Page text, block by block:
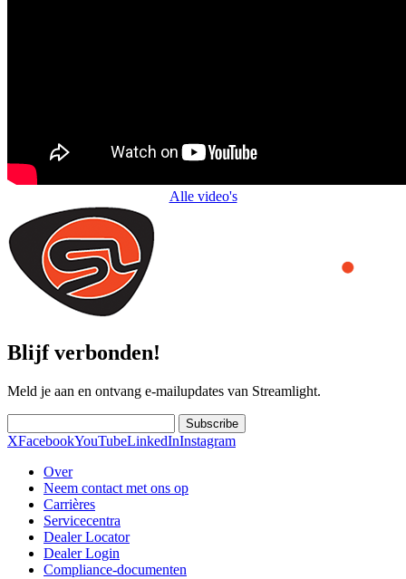
Alle video's
Blijf verbonden!
Meld je aan en ontvang e-mailupdates van Streamlight.
Subscribe
XFacebookYouTubeLinkedInInstagram
Over
Neem contact met ons op
Carrières
Servicecentra
Dealer Locator
Dealer Login
Compliance-documenten